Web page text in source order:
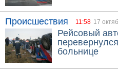
Происшествия 11:58 17
Рейсовый
больнице